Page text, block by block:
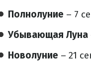
Полнолуние – 7
Убывающая Луна
Новолуние – 21